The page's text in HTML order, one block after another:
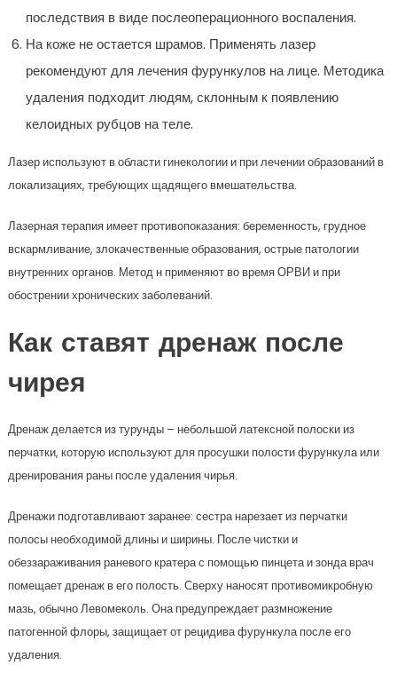
последствия в виде послеоперационного воспаления.
На коже не остается шрамов. Применять лазер
рекомендуют для лечения фурункулов на лице. Методика
удаления подходит людям, склонным к появлению
келоидных рубцов на теле.
Лазер используют в области гинекологии и при лечении образований в
локализациях, требующих щадящего вмешательства.
Лазерная терапия имеет противопоказания: беременность, грудное
вскармливание, злокачественные образования, острые патологии
внутренних органов. Метод н применяют во время ОРВИ и при
обострении хронических заболеваний.
Как ставят дренаж после
чирея
Дренаж делается из турунды – небольшой латексной полоски из
перчатки, которую используют для просушки полости фурункула или
дренирования раны после удаления чирья.
Дренажи подготавливают заранее: сестра нарезает из перчатки
полосы необходимой длины и ширины. После чистки и
обеззараживания раневого кратера с помощью пинцета и зонда врач
помещает дренаж в его полость. Сверху наносят противомикробную
мазь, обычно Левомеколь. Она предупреждает размножение
патогенной флоры, защищает от рецидива фурункула после его
удаления.